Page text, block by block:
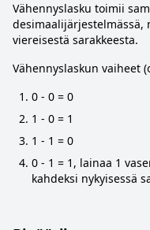
Vähennyslasku toimii
desimaalijärjestelmässä,
viereisestä sarakkeesta.
Vähennyslaskun vaiheet
0 - 0 = 0
1 - 0 = 1
1 - 1 = 0
0 - 1 = 1, lainaa 1
kahdeksi nykyisessä